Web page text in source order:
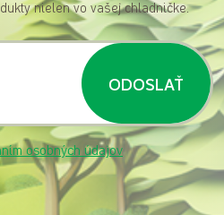
nielen vo vašej chladničke.
ODOSLAŤ
osobných údajov